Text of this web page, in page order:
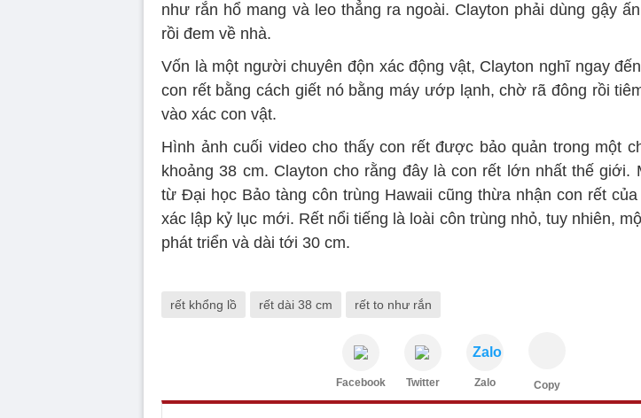
như rắn hổ mang và leo thẳng ra ngoài. Clayton phải dùng gậy
rồi đem về nhà.
Vốn là một người chuyên độn xác động vật, Clayton nghĩ ngay
con rết bằng cách giết nó bằng máy ướp lạnh, chờ rã đông rồi
vào xác con vật.
Hình ảnh cuối video cho thấy con rết được bảo quản trong một
khoảng 38 cm. Clayton cho rằng đây là con rết lớn nhất thế giới.
từ Đại học Bảo tàng côn trùng Hawaii cũng thừa nhận con rết
xác lập kỷ lục mới. Rết nổi tiếng là loài côn trùng nhỏ, tuy nhiên,
phát triển và dài tới 30 cm.
rết khổng lồ rết dài 38 cm rết to như rắn
Facebook Twitter
Zalo
Zalo Copy